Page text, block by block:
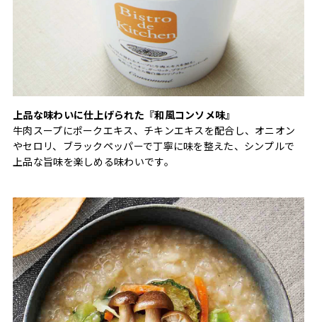
上品な味わいに仕上げられた『和風コンソメ味』
牛肉スープにポークエキス、チキンエキスを配合し、オニオン
やセロリ、ブラックペッパーで丁寧に味を整えた、シンプルで
上品な旨味を楽しめる味わいです。